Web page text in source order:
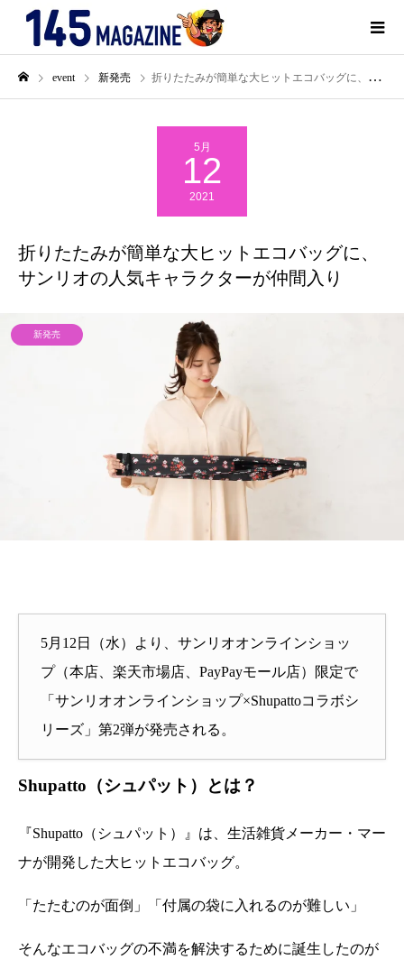
event 新発売 折りたたみが簡単な大ヒットエコバッグに、サンリオの人気キャラクターが仲間入り
5月
12
2021
折りたたみが簡単な大ヒットエコバッグに、
サンリオの人気キャラクターが仲間入り
新発売
5月12日（水）より、サンリオオンラインショッ
プ（本店、楽天市場店、PayPayモール店）限定で
「サンリオオンラインショップ×Shupattoコラボシ
リーズ」第2弾が発売される。
Shupatto（シュパット）とは？
『Shupatto（シュパット）』は、生活雑貨メーカー・マー
ナが開発した大ヒットエコバッグ。
「たたむのが面倒」「付属の袋に入れるのが難しい」
そんなエコバッグの不満を解決するために誕生したのが